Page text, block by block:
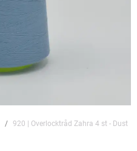
920 | Overlocktråd Zahra 4 st - Dusty